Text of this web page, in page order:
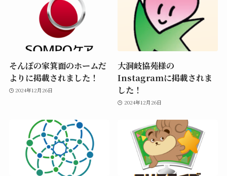
そんぽの家箕面のホームだ
よりに掲載されました！
2024年12月26日
大洞岐協苑様の
Instagramに掲載されま
した！
2024年12月26日